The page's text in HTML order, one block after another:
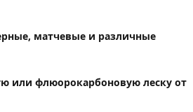
матчевые и различные
или флюорокарбоновую леску от